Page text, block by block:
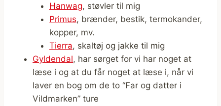
Hanwag, støvler til mig
Primus, brænder, bestik, termokander,
kopper, mv.
Tierra, skaltøj og jakke til mig
Gyldendal, har sørget for vi har noget at
læse i og at du får noget at læse i, når vi
laver en bog om de to “Far og datter i
Vildmarken” ture